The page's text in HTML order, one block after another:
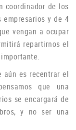
coordinador de los
empresarios y de 4
vengan a ocupar
repartirnos el
aún es recentrar el
que una
se encargará de
y no ser una